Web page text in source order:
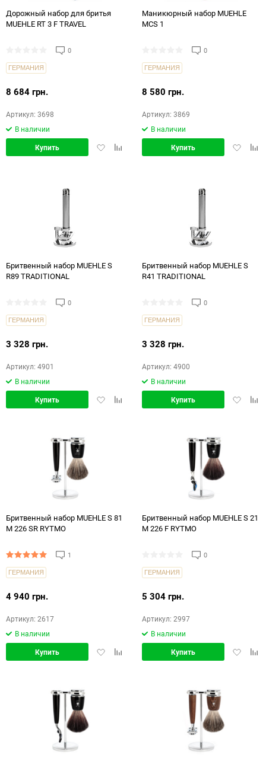
Дорожный набор для бритья
MUEHLE RT 3 F TRAVEL
0
ГЕРМАНИЯ
8 684 грн.
Артикул: 3698
В наличии
ДобавитьДобавить
Купить
Маникюрный набор MUEHLE
MCS 1
0
ГЕРМАНИЯ
8 580 грн.
Артикул: 3869
В наличии
Купить
Бритвенный набор MUEHLE S
R89 TRADITIONAL
0
ГЕРМАНИЯ
3 328 грн.
Артикул: 4901
В наличии
ДобавитьДобавить
Купить
Бритвенный набор MUEHLE S
R41 TRADITIONAL
0
ГЕРМАНИЯ
3 328 грн.
Артикул: 4900
В наличии
Купить
Бритвенный набор MUEHLE S 81
M 226 SR RYTMO
1
ГЕРМАНИЯ
4 940 грн.
Артикул: 2617
В наличии
ДобавитьДобавить
Купить
Бритвенный набор MUEHLE S 21
M 226 F RYTMO
0
ГЕРМАНИЯ
5 304 грн.
Артикул: 2997
В наличии
Купить